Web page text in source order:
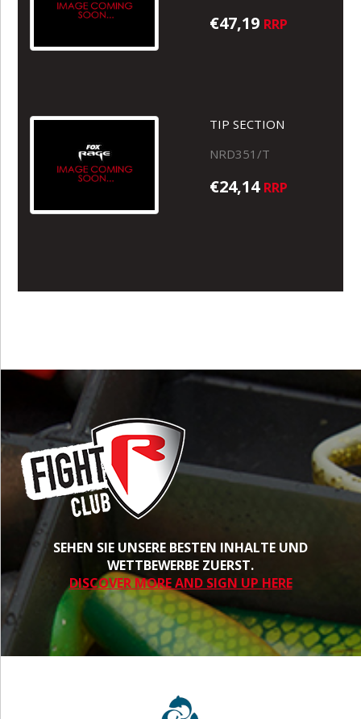
€47,19 RRP
TIP SECTION
NRD351/T
€24,14 RRP
SEHEN SIE UNSERE BESTEN INHALTE UND
WETTBEWERBE ZUERST.
DISCOVER MORE AND SIGN UP HERE